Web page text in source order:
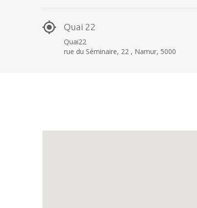
Quai 22
Quai22
rue du Séminaire, 22 , Namur, 5000